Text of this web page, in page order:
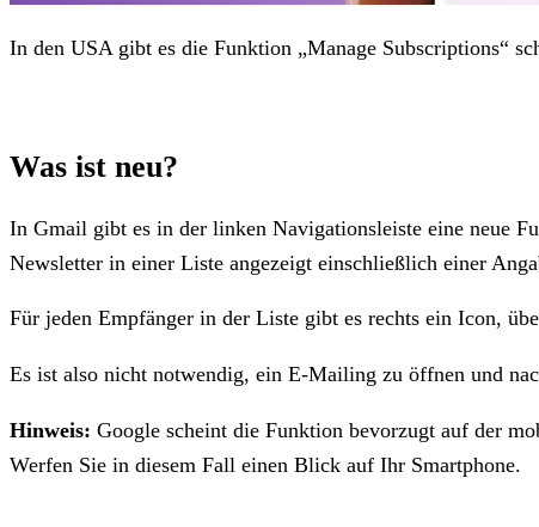
In den USA gibt es die Funktion „Manage Subscriptions“
Was ist neu?
In Gmail gibt es in der linken Navigationsleiste eine neue
Newsletter in einer Liste angezeigt einschließlich einer
Für jeden Empfänger in der Liste gibt es rechts ein Icon,
Es ist also nicht notwendig, ein E-Mailing zu öffnen und
Hinweis: Google scheint die Funktion bevorzugt auf der
Werfen Sie in diesem Fall einen Blick auf Ihr Smartphone.